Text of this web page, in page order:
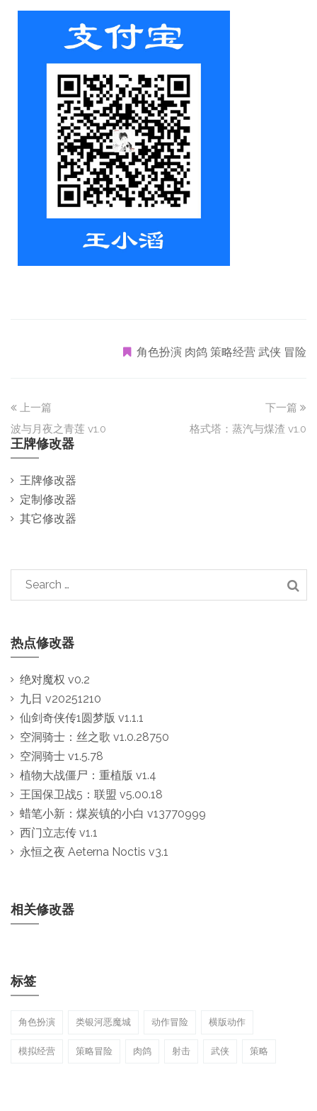
角色扮演 肉鸽 策略经营 武侠 冒险
上一篇
波与月夜之青莲 v1.0
下一篇
格式塔：蒸汽与煤渣 v1.0
王牌修改器
王牌修改器
定制修改器
其它修改器
热点修改器
绝对魔权 v0.2
九日 v20251210
仙剑奇侠传1圆梦版 v1.1.1
空洞骑士：丝之歌 v1.0.28750
空洞骑士 v1.5.78
植物大战僵尸：重植版 v1.4
王国保卫战5：联盟 v5.00.18
蜡笔小新：煤炭镇的小白 v13770999
西门立志传 v1.1
永恒之夜 Aeterna Noctis v3.1
相关修改器
标签
角色扮演 类银河恶魔城 动作冒险 横版动作
模拟经营 策略冒险 肉鸽 射击 武侠 策略